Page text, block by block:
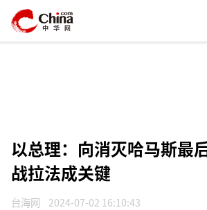
以总理：向消灭哈马斯最
战拉法成关键
台海网 2024-07-02 16:10:43